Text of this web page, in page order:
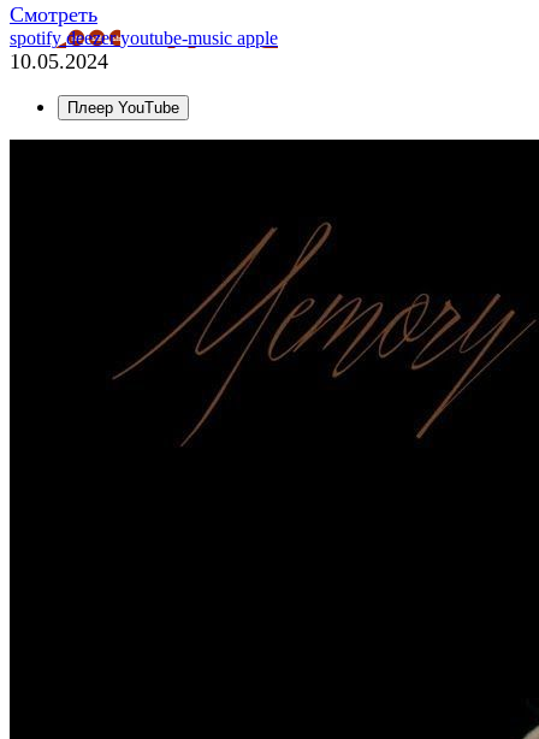
Смотреть
spotifydeezeryoutube-music apple
10.05.2024
Плеер YouTube